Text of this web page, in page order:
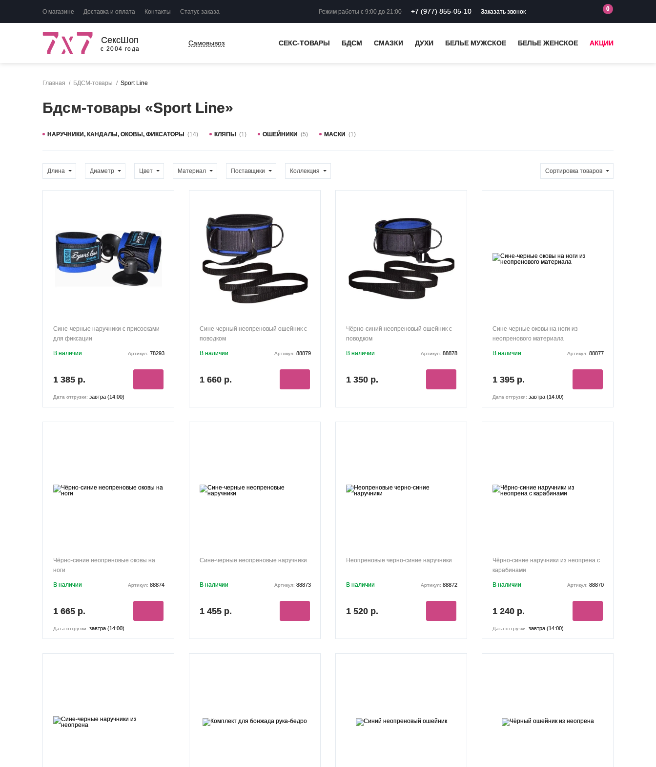
О магазине Доставка и оплата Контакты Статус заказа Режим работы с 9:00 до 21:00 +7 (977) 855-05-10 Заказать звонок 0
СексШоп
с 2004 года
Самовывоз СЕКС-ТОВАРЫ БДСМ СМАЗКИ ДУХИ БЕЛЬЕ МУЖСКОЕ БЕЛЬЕ ЖЕНСКОЕ АКЦИИ
Главная БДСМ-товары Sport Line
Бдсм-товары «Sport Line»
НАРУЧНИКИ, КАНДАЛЫ, ОКОВЫ, ФИКСАТОРЫ (14) КЛЯПЫ (1) ОШЕЙНИКИ (5) МАСКИ (1)
Длина Диаметр Цвет Материал Поставщики Коллекция Сортировка товаров
Сине-черные наручники с присосками
для фиксации
В наличии Артикул: 78293
1 385 р.
Дата отгрузки: завтра (14:00)
Сине-черный неопреновый ошейник с
поводком
В наличии Артикул: 88879
1 660 р.
Чёрно-синий неопреновый ошейник с
поводком
В наличии Артикул: 88878
1 350 р.
Сине-черные оковы на ноги из
неопренового материала
В наличии Артикул: 88877
1 395 р.
Дата отгрузки: завтра (14:00)
Чёрно-синие неопреновые оковы на
ноги
В наличии Артикул: 88874
1 665 р.
Дата отгрузки: завтра (14:00)
Сине-черные неопреновые наручники
В наличии Артикул: 88873
1 455 р.
Неопреновые черно-синие наручники
В наличии Артикул: 88872
1 520 р.
Чёрно-синие наручники из неопрена с
карабинами
В наличии Артикул: 88870
1 240 р.
Дата отгрузки: завтра (14:00)